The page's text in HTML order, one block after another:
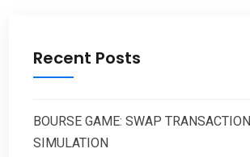
Recent Posts
BOURSE GAME: SWAP TRANSACTION
SIMULATION